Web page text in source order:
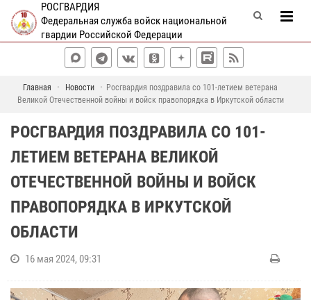
РОСГВАРДИЯ
Федеральная служба войск национальной
гвардии Российской Федерации
Главная Новости
Росгвардия поздравила со 101-летием ветерана
Великой Отечественной войны и войск правопорядка в Иркутской области
РОСГВАРДИЯ ПОЗДРАВИЛА СО 101-
ЛЕТИЕМ ВЕТЕРАНА ВЕЛИКОЙ
ОТЕЧЕСТВЕННОЙ ВОЙНЫ И ВОЙСК
ПРАВОПОРЯДКА В ИРКУТСКОЙ
ОБЛАСТИ
16 мая 2024, 09:31